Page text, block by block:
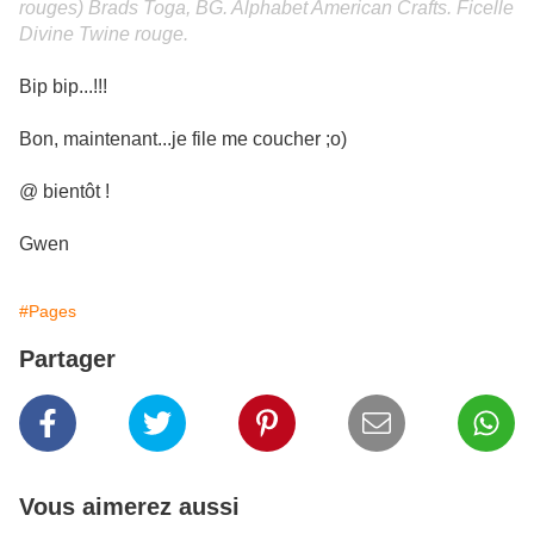
rouges) Brads Toga, BG. Alphabet American Crafts. Ficelle
Divine Twine rouge.
Bip bip...!!!
Bon, maintenant...je file me coucher ;o)
@ bientôt !
Gwen
#Pages
Partager
Vous aimerez aussi